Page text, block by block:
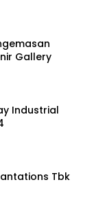
Gallery
Industrial
Tbk